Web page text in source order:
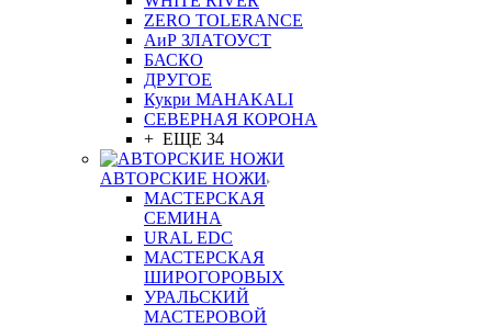
ZERO TOLERANCE
АиР ЗЛАТОУСТ
БАСКО
ДРУГОЕ
Кукри MAHAKALI
СЕВЕРНАЯ КОРОНА
+ ЕЩЕ 34
АВТОРСКИЕ НОЖИ
МАСТЕРСКАЯ
СЕМИНА
URAL EDC
МАСТЕРСКАЯ
ШИРОГОРОВЫХ
УРАЛЬСКИЙ
МАСТЕРОВОЙ